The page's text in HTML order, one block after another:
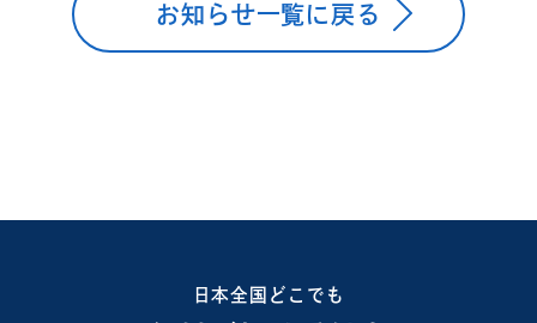
お知らせ一覧に戻る
日本全国どこでも